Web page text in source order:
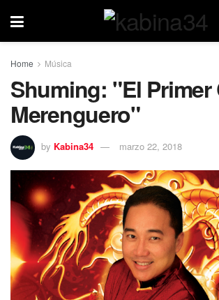
Home Música
Shuming: "El Primer
Merenguero"
by Kabina34 marzo 22, 2018